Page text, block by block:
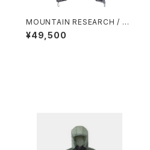
MOUNTAIN RESEARCH / SP
LATRAIL PONCHO
¥49,500